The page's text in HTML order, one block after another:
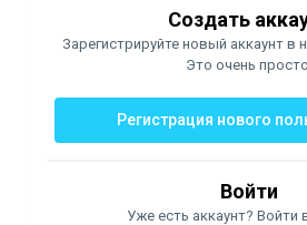
Создать
Зарегистрируйте новый аккаунт в
Это очень
Регистрация нового
Войти
Уже есть аккаунт? Войти